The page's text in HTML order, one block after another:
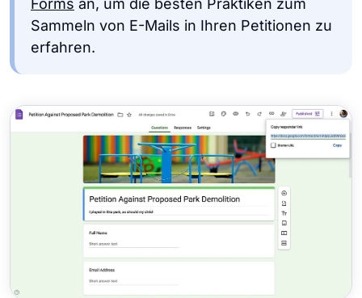
Sammeln von E-Mails in Ihren Petitionen zu
erfahren.